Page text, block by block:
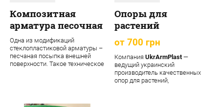
Композитная
арматура песочная
Одна из модификаций
стеклопластиковой арматуры –
песчаная посыпка внешней
поверхности. Такое техническое
Опоры для
растений
от 700 грн
Компания UkrArmPlast—
ведущий украинский
производитель качественных
опор для растений,